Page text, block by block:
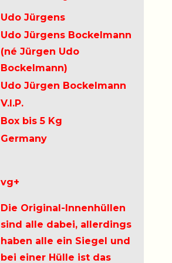
Udo Jürgens
Udo Jürgens Bockelmann
(né Jürgen Udo
Bockelmann)
Udo Jürgen Bockelmann
V.I.P.
Box bis 5 Kg
Germany
vg+
Die Original-Innenhüllen
sind alle dabei, allerdings
haben alle ein Siegel und
bei einer Hülle ist das